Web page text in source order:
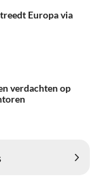
Europa via
verdachten op